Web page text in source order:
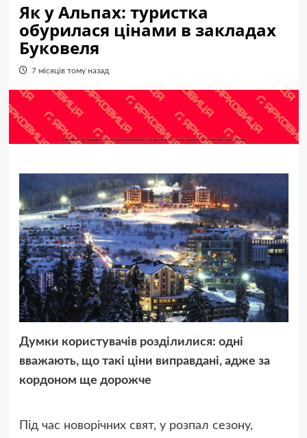
Як у Альпах: туристка
обурилася цінами в закладах
Буковеля
7 місяців тому назад
Думки користувачів розділилися: одні
вважають, що такі ціни виправдані, адже за
кордоном ще дорожче
Під час новорічних свят, у розпал сезону,